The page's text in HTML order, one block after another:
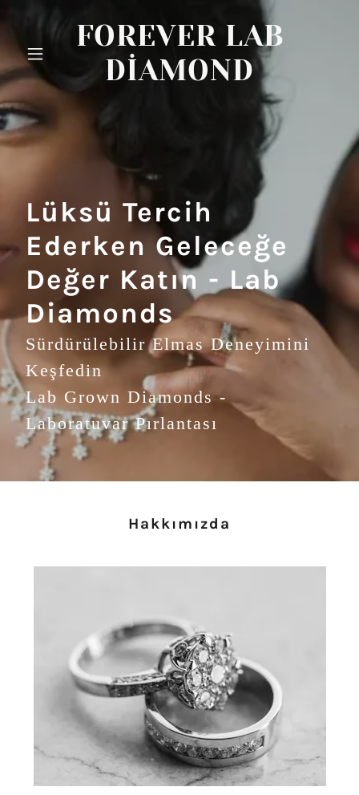
FOREVER LAB
DIAMOND
Lüksü Tercih
Ederken Geleceğe
Değer Katın - Lab
Diamonds
Sürdürülebilir Elmas Deneyimini
Keşfedin
Lab Grown Diamonds -
Laboratuvar Pırlantası
Hakkımızda